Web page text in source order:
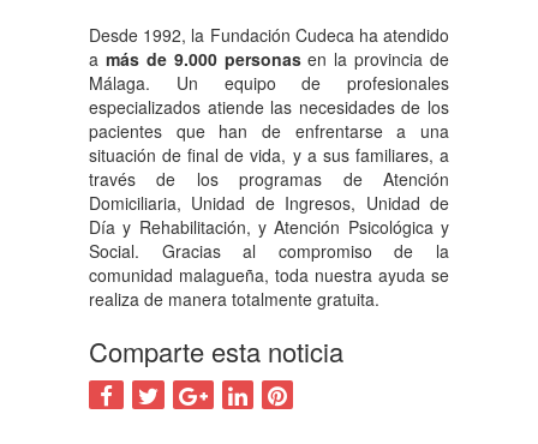
Desde 1992, la Fundación Cudeca ha atendido
a más de 9.000 personasen la provincia de
Málaga. Un equipo de profesionales
especializados atiende las necesidades de los
pacientes que han de enfrentarse a una
situación de final de vida, y a sus familiares, a
través de los programas de Atención
Domiciliaria, Unidad de Ingresos, Unidad de
Día y Rehabilitación, y Atención Psicológica y
Social. Gracias al compromiso de la
comunidad malagueña, toda nuestra ayuda se
realiza de manera totalmente gratuita.
Comparte esta noticia